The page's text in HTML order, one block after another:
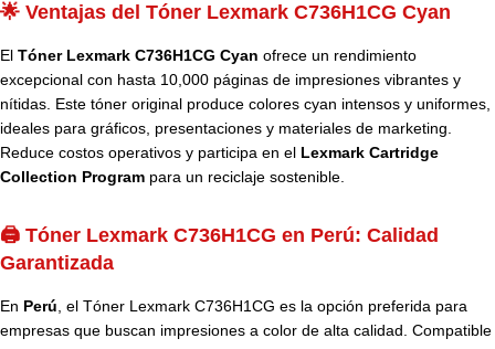
🌟 Ventajas del Tóner Lexmark C736H1CG Cyan
El Tóner Lexmark C736H1CG Cyan ofrece un rendimiento
excepcional con hasta 10,000 páginas de impresiones vibrantes y
nítidas. Este tóner original produce colores cyan intensos y uniformes,
ideales para gráficos, presentaciones y materiales de marketing.
Reduce costos operativos y participa en el Lexmark Cartridge
Collection Program para un reciclaje sostenible.
🖨️ Tóner Lexmark C736H1CG en Perú: Calidad
Garantizada
En Perú, el Tóner Lexmark C736H1CG es la opción preferida para
empresas que buscan impresiones a color de alta calidad. Compatible